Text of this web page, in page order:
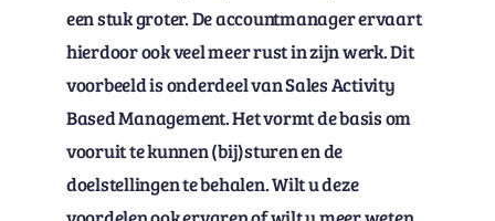
een stuk groter. De accountmanager ervaart
hierdoor ook veel meer rust in zijn werk. Dit
voorbeeld is onderdeel van Sales Activity
Based Management. Het vormt de basis om
vooruit te kunnen (bij)sturen en de
doelstellingen te behalen. Wilt u deze